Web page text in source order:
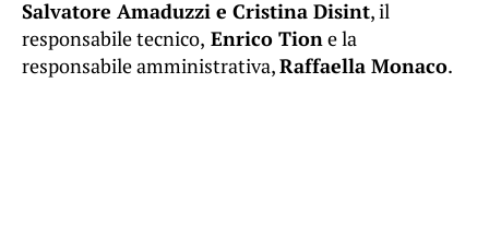
Salvatore Amaduzzi e Cristina Disint, il
responsabile tecnico, Enrico Tione la
responsabile amministrativa,Raffaella Monaco.